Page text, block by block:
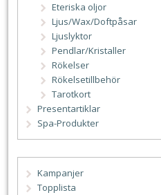
Eteriska oljor
Ljus/Wax/Doftpåsar
Ljuslyktor
Pendlar/Kristaller
Rökelser
Rökelsetillbehör
Tarotkort
Presentartiklar
Spa-Produkter
Kampanjer
Topplista